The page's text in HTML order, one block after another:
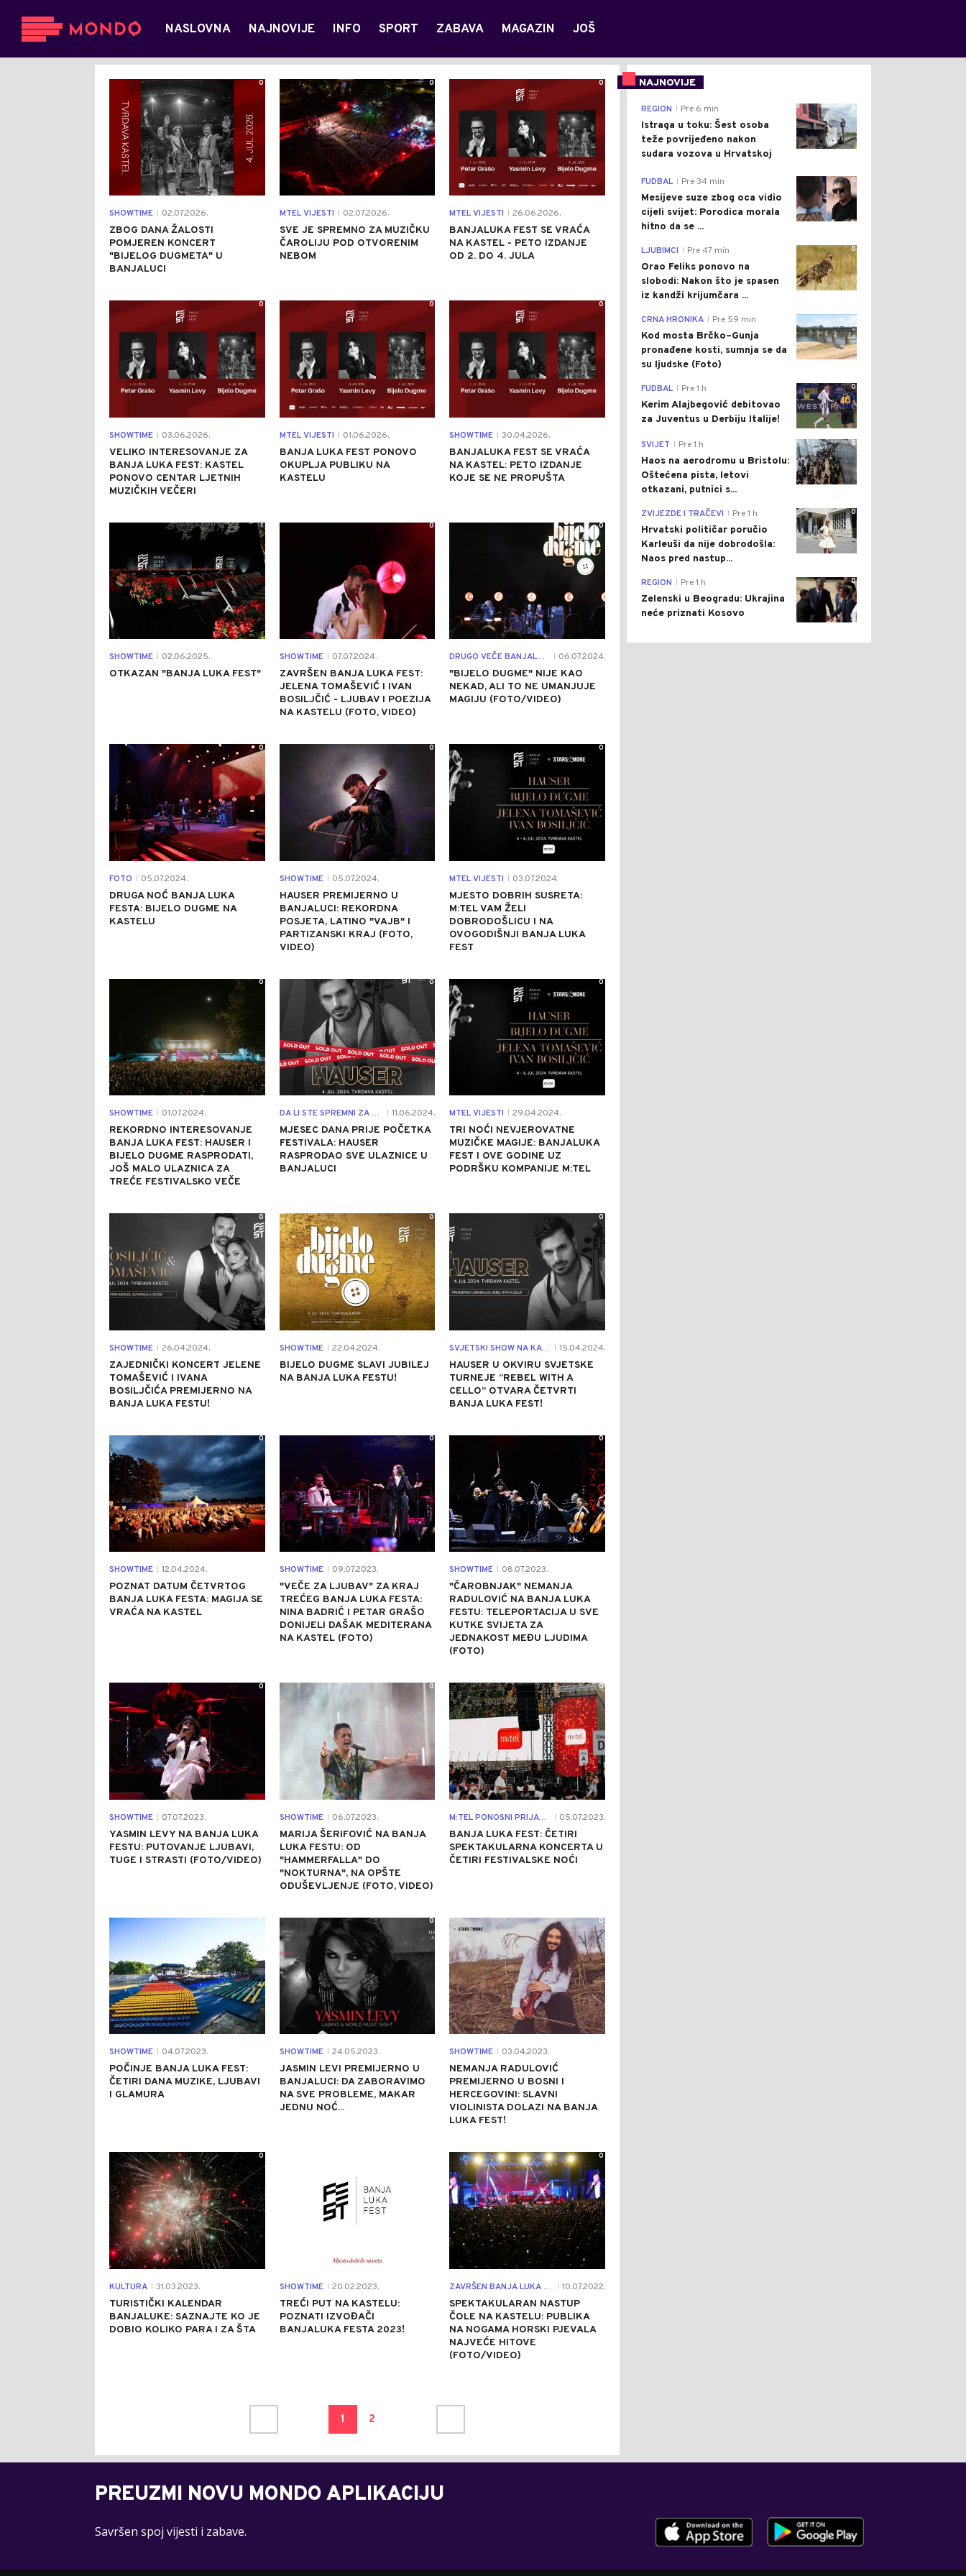
NASLOVNA NAJNOVIJE INFO SPORT ZABAVA MAGAZIN JOŠ
SHOWTIME 02.07.2026.
ZBOG DANA ŽALOSTI
POMJEREN KONCERT
"BIJELOG DUGMETA" U
BANJALUCI
0
MTEL VIJESTI 02.07.2026.
SVE JE SPREMNO ZA MUZIČKU
ČAROLIJU POD OTVORENIM
NEBOM
0
MTEL VIJESTI 26.06.2026.
BANJALUKA FEST SE VRAĆA
NA KASTEL - PETO IZDANJE
OD 2. DO 4. JULA
0
SHOWTIME 03.06.2026.
VELIKO INTERESOVANJE ZA
BANJA LUKA FEST: KASTEL
PONOVO CENTAR LJETNIH
MUZIČKIH VEČERI
0
MTEL VIJESTI 01.06.2026.
BANJA LUKA FEST PONOVO
OKUPLJA PUBLIKU NA
KASTELU
0
SHOWTIME 30.04.2026.
BANJALUKA FEST SE VRAĆA
NA KASTEL: PETO IZDANJE
KOJE SE NE PROPUŠTA
0
SHOWTIME 02.06.2025.
OTKAZAN "BANJA LUKA FEST"
1
SHOWTIME 07.07.2024.
ZAVRŠEN BANJA LUKA FEST:
JELENA TOMAŠEVIĆ I IVAN
BOSILJČIĆ - LJUBAV I POEZIJA
NA KASTELU (FOTO, VIDEO)
0
DRUGO VEČE BANJALUKA FESTA 06.07.2024.
"BIJELO DUGME" NIJE KAO
NEKAD, ALI TO NE UMANJUJE
MAGIJU (FOTO/VIDEO)
0
FOTO 05.07.2024.
DRUGA NOĆ BANJA LUKA
FESTA: BIJELO DUGME NA
KASTELU
0
SHOWTIME 05.07.2024.
HAUSER PREMIJERNO U
BANJALUCI: REKORDNA
POSJETA, LATINO "VAJB" I
PARTIZANSKI KRAJ (FOTO,
VIDEO)
0
MTEL VIJESTI 03.07.2024.
MJESTO DOBRIH SUSRETA:
M:TEL VAM ŽELI
DOBRODOŠLICU I NA
OVOGODIŠNJI BANJA LUKA
FEST
0
SHOWTIME 01.07.2024.
REKORDNO INTERESOVANJE
BANJA LUKA FEST: HAUSER I
BIJELO DUGME RASPRODATI,
JOŠ MALO ULAZNICA ZA
TREĆE FESTIVALSKO VEČE
0
DA LI STE SPREMNI ZA BANJA LUKA FEST? 11.06.2024.
MJESEC DANA PRIJE POČETKA
FESTIVALA: HAUSER
RASPRODAO SVE ULAZNICE U
BANJALUCI
0
MTEL VIJESTI 29.04.2024.
TRI NOĆI NEVJEROVATNE
MUZIČKE MAGIJE: BANJALUKA
FEST I OVE GODINE UZ
PODRŠKU KOMPANIJE M:TEL
0
SHOWTIME 26.04.2024.
ZAJEDNIČKI KONCERT JELENE
TOMAŠEVIĆ I IVANA
BOSILJČIĆA PREMIJERNO NA
BANJA LUKA FESTU!
0
SHOWTIME 22.04.2024.
BIJELO DUGME SLAVI JUBILEJ
NA BANJA LUKA FESTU!
0
SVJETSKI SHOW NA KASTELU 15.04.2024.
HAUSER U OKVIRU SVJETSKE
TURNEJE “REBEL WITH A
CELLO” OTVARA ČETVRTI
BANJA LUKA FEST!
0
SHOWTIME 12.04.2024.
POZNAT DATUM ČETVRTOG
BANJA LUKA FESTA: MAGIJA SE
VRAĆA NA KASTEL
0
SHOWTIME 09.07.2023.
"VEČE ZA LJUBAV" ZA KRAJ
TREĆEG BANJA LUKA FESTA:
NINA BADRIĆ I PETAR GRAŠO
DONIJELI DAŠAK MEDITERANA
NA KASTEL (FOTO)
0
SHOWTIME 08.07.2023.
"ČAROBNJAK" NEMANJA
RADULOVIĆ NA BANJA LUKA
FESTU: TELEPORTACIJA U SVE
KUTKE SVIJETA ZA
JEDNAKOST MEĐU LJUDIMA
(FOTO)
0
SHOWTIME 07.07.2023.
YASMIN LEVY NA BANJA LUKA
FESTU: PUTOVANJE LJUBAVI,
TUGE I STRASTI (FOTO/VIDEO)
0
SHOWTIME 06.07.2023.
MARIJA ŠERIFOVIĆ NA BANJA
LUKA FESTU: OD
"HAMMERFALLA" DO
"NOKTURNA", NA OPŠTE
ODUŠEVLJENJE (FOTO, VIDEO)
0
M:TEL PONOSNI PRIJATELJ INTERNACIONALNOG FESTIVALA MUZIKE 05.07.2023.
BANJA LUKA FEST: ČETIRI
SPEKTAKULARNA KONCERTA U
ČETIRI FESTIVALSKE NOĆI
0
SHOWTIME 04.07.2023.
POČINJE BANJA LUKA FEST:
ČETIRI DANA MUZIKE, LJUBAVI
I GLAMURA
0
SHOWTIME 24.05.2023.
JASMIN LEVI PREMIJERNO U
BANJALUCI: DA ZABORAVIMO
NA SVE PROBLEME, MAKAR
JEDNU NOĆ...
0
SHOWTIME 03.04.2023.
NEMANJA RADULOVIĆ
PREMIJERNO U BOSNI I
HERCEGOVINI: SLAVNI
VIOLINISTA DOLAZI NA BANJA
LUKA FEST!
0
KULTURA 31.03.2023.
TURISTIČKI KALENDAR
BANJALUKE: SAZNAJTE KO JE
DOBIO KOLIKO PARA I ZA ŠTA
0
SHOWTIME 20.02.2023.
TREĆI PUT NA KASTELU:
POZNATI IZVOĐAČI
BANJALUKA FESTA 2023!
ZAVRŠEN BANJA LUKA FEST 10.07.2022.
SPEKTAKULARAN NASTUP
ČOLE NA KASTELU: PUBLIKA
NA NOGAMA HORSKI PJEVALA
NAJVEĆE HITOVE
(FOTO/VIDEO)
0
1 2
NAJNOVIJE
0
REGION Pre 6 min
Istraga u toku: Šest osoba
teže povrijeđeno nakon
sudara vozova u Hrvatskoj
0
FUDBAL Pre 34 min
Mesijeve suze zbog oca vidio
cijeli svijet: Porodica morala
hitno da se ...
0
LJUBIMCI Pre 47 min
Orao Feliks ponovo na
slobodi: Nakon što je spasen
iz kandži krijumčara ...
0
CRNA HRONIKA Pre 59 min
Kod mosta Brčko–Gunja
pronađene kosti, sumnja se da
su ljudske (Foto)
0
FUDBAL Pre 1 h
Kerim Alajbegović debitovao
za Juventus u Derbiju Italije!
0
SVIJET Pre 1 h
Haos na aerodromu u Bristolu:
Oštećena pista, letovi
otkazani, putnici s...
0
ZVIJEZDE I TRAČEVI Pre 1 h
Hrvatski političar poručio
Karleuši da nije dobrodošla:
Naos pred nastup...
0
REGION Pre 1 h
Zelenski u Beogradu: Ukrajina
neće priznati Kosovo
PREUZMI NOVU MONDO APLIKACIJU
Savršen spoj vijesti i zabave.